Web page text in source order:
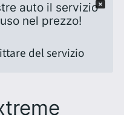
auto il servizio
nel prezzo!
del servizio